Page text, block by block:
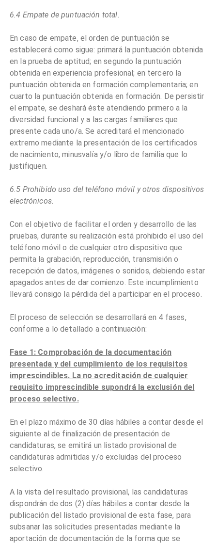
6.4 Empate de puntuación total.
En caso de empate, el orden de puntuación se
establecerá como sigue: primará la puntuación obtenida
en la prueba de aptitud; en segundo la puntuación
obtenida en experiencia profesional; en tercero la
puntuación obtenida en formación complementaria; en
cuarto la puntuación obtenida en formación. De persistir
el empate, se deshará éste atendiendo primero a la
diversidad funcional y a las cargas familiares que
presente cada uno/a. Se acreditará el mencionado
extremo mediante la presentación de los certificados
de nacimiento, minusvalía y/o libro de familia que lo
justifiquen.
6.5 Prohibido uso del teléfono móvil y otros dispositivos
electrónicos.
Con el objetivo de facilitar el orden y desarrollo de las
pruebas, durante su realización está prohibido el uso del
teléfono móvil o de cualquier otro dispositivo que
permita la grabación, reproducción, transmisión o
recepción de datos, imágenes o sonidos, debiendo estar
apagados antes de dar comienzo. Este incumplimiento
llevará consigo la pérdida del a participar en el proceso.
El proceso de selección se desarrollará en 4 fases,
conforme a lo detallado a continuación:
Fase 1: Comprobación de la documentación
presentada y del cumplimiento de los requisitos
imprescindibles. La no acreditación de cualquier
requisito imprescindible supondrá la exclusión del
proceso selectivo.
En el plazo máximo de 30 días hábiles a contar desde el
siguiente al de finalización de presentación de
candidaturas, se emitirá un listado provisional de
candidaturas admitidas y/o excluidas del proceso
selectivo.
A la vista del resultado provisional, las candidaturas
dispondrán de dos (2) días hábiles a contar desde la
publicación del listado provisional de esta fase, para
subsanar las solicitudes presentadas mediante la
aportación de documentación de la forma que se